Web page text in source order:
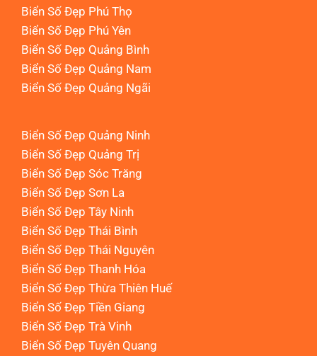
Biển Số Đẹp Phú Thọ
Biển Số Đẹp Phú Yên
Biển Số Đẹp Quảng Bình
Biển Số Đẹp Quảng Nam
Biển Số Đẹp Quảng Ngãi
Biển Số Đẹp Quảng Ninh
Biển Số Đẹp Quảng Trị
Biển Số Đẹp Sóc Trăng
Biển Số Đẹp Sơn La
Biển Số Đẹp Tây Ninh
Biển Số Đẹp Thái Bình
Biển Số Đẹp Thái Nguyên
Biển Số Đẹp Thanh Hóa
Biển Số Đẹp Thừa Thiên Huế
Biển Số Đẹp Tiền Giang
Biển Số Đẹp Trà Vinh
Biển Số Đẹp Tuyên Quang